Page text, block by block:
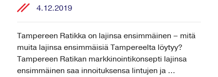
4.12.2019
Tampereen Ratikka on lajinsa ensimmäinen – mitä
muita lajinsa ensimmäisiä Tampereelta löytyy?
Tampereen Ratikan markkinointikonsepti lajinsa
ensimmäinen saa innoituksensa lintujen ja ...